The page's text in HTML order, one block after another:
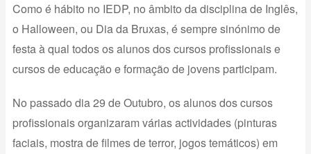
Como é hábito no IEDP, no âmbito da disciplina de Inglês,
o Halloween, ou Dia da Bruxas, é sempre sinónimo de
festa à qual todos os alunos dos cursos profissionais e
cursos de educação e formação de jovens participam.
No passado dia 29 de Outubro, os alunos dos cursos
profissionais organizaram várias actividades (pinturas
faciais, mostra de filmes de terror, jogos temáticos) em